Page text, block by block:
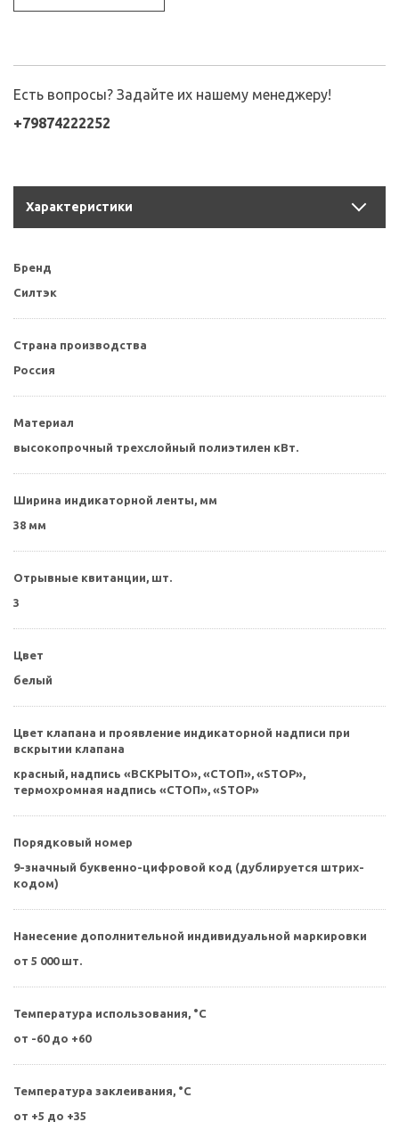
Есть вопросы? Задайте их нашему менеджеру!
+79874222252
Характеристики
Бренд
Силтэк
Страна производства
Россия
Материал
высокопрочный трехслойный полиэтилен кВт.
Ширина индикаторной ленты, мм
38 мм
Отрывные квитанции, шт.
3
Цвет
белый
Цвет клапана и проявление индикаторной надписи при
вскрытии клапана
красный, надпись «ВСКРЫТО», «СТОП», «STOP»,
термохромная надпись «СТОП», «STOP»
Порядковый номер
9-значный буквенно-цифровой код (дублируется штрих-
кодом)
Нанесение дополнительной индивидуальной маркировки
от 5 000 шт.
Температура использования, °С
от -60 до +60
Температура заклеивания, °С
от +5 до +35